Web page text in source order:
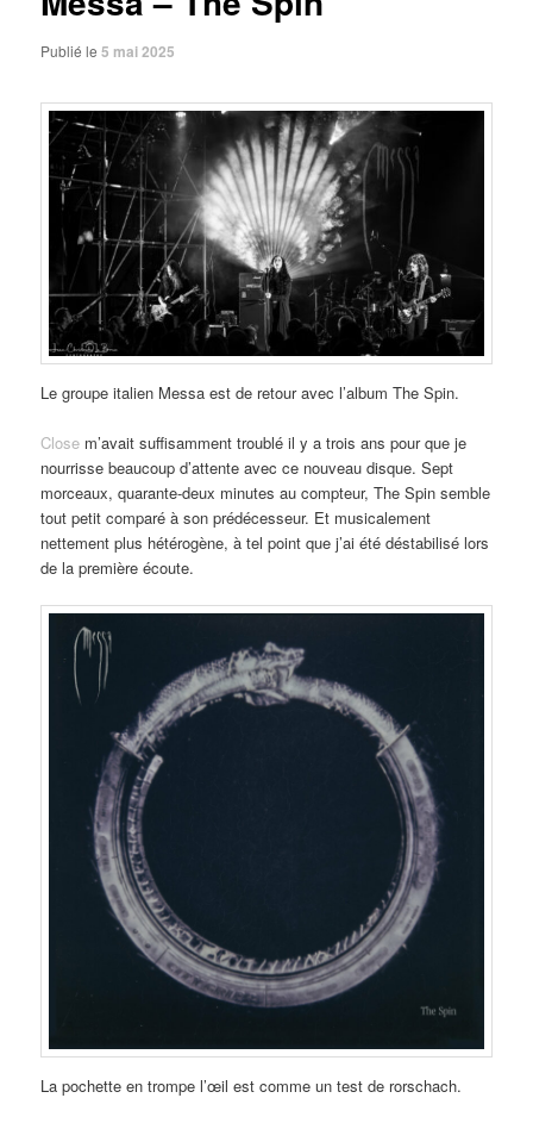
Publié le5 mai 2025
Le groupe italien Messa est de retour avec l’album The Spin.
Close m’avait suffisamment troublé il y a trois ans pour que je
nourrisse beaucoup d’attente avec ce nouveau disque. Sept
morceaux, quarante-deux minutes au compteur, The Spin semble
tout petit comparé à son prédécesseur. Et musicalement
nettement plus hétérogène, à tel point que j’ai été déstabilisé lors
de la première écoute.
La pochette en trompe l’œil est comme un test de rorschach.